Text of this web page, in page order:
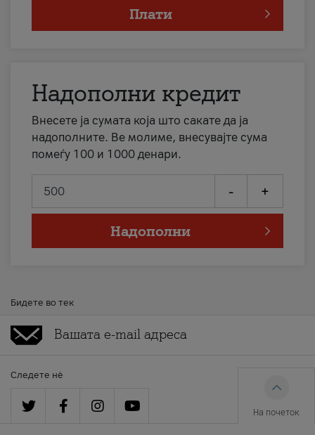
Плати
Надополни кредит
Внесете ја сумата која што сакате да ја
надополните. Ве молиме, внесувајте сума
помеѓу 100 и 1000 денари.
- +
Надополни
Бидете во тек
Следете нè
На почеток